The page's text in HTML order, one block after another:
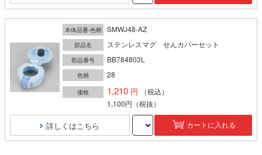
本体品番-色柄 SMWJ48-AZ
部品名 ステンレスマグ せんカバーセット
部品番号 BB784803L
色柄 28
価格 1,210
（税込）
1,100円 （税抜）
詳しくはこちら カートに入れる